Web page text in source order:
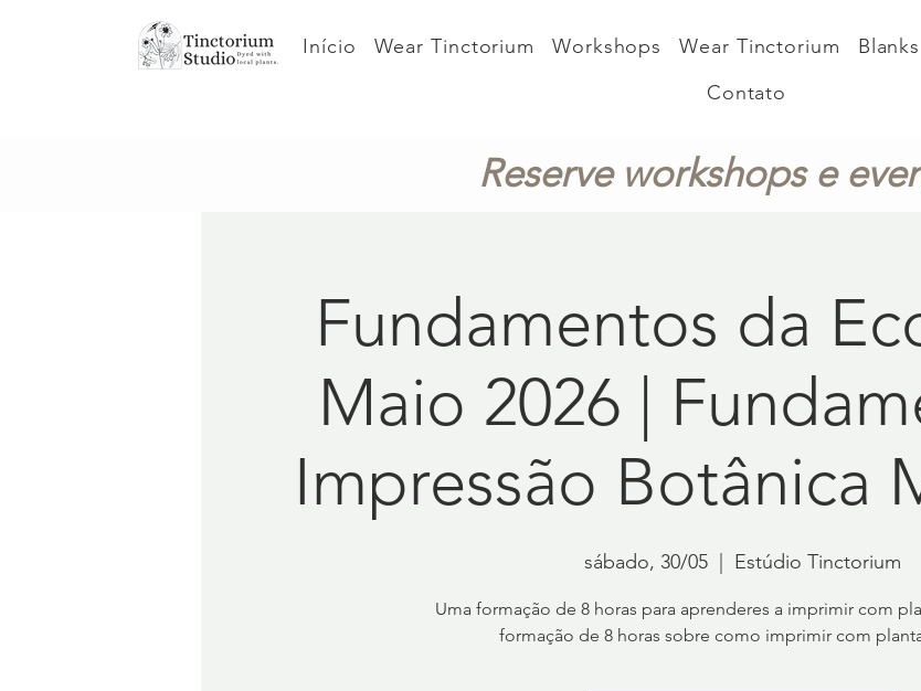
Início Wear Tinctorium Workshops Wear Tinctorium
Contato
Reserve workshops e
Fundamentos da
Maio 2026 |
Impressão Botânica
sábado, 30/05
  |
Estúdio Tinctorium
Uma formação de 8 horas para aprenderes a imprimir com
formação de 8 horas sobre como imprimir com